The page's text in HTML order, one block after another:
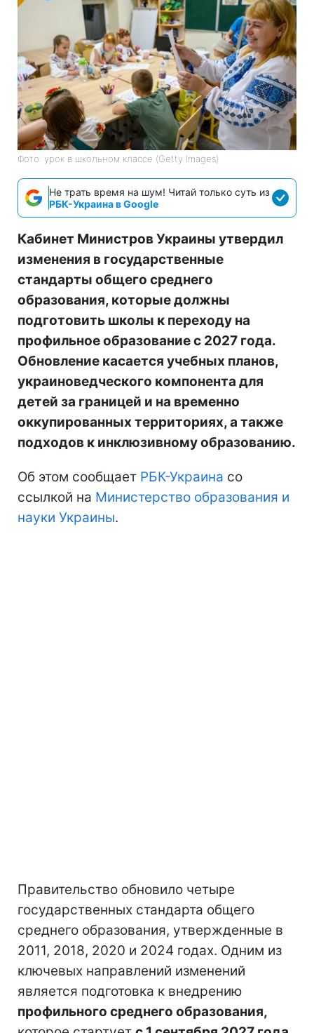
Фото: урок в школьном классе (Getty Images)
Не трать время на шум! Читай только суть из
РБК-Украина в Google
Кабинет Министров Украины утвердил
изменения в государственные
стандарты общего среднего
образования, которые должны
подготовить школы к переходу на
профильное образование с 2027 года.
Обновление касается учебных планов,
украиноведческого компонента для
детей за границей и на временно
оккупированных территориях, а также
подходов к инклюзивному образованию.
Об этом сообщает РБК-Украина со
ссылкой на Министерство образования и
науки Украины.
Правительство обновило четыре
государственных стандарта общего
среднего образования, утвержденные в
2011, 2018, 2020 и 2024 годах. Одним из
ключевых направлений изменений
является подготовка к внедрению
профильного среднего образования,